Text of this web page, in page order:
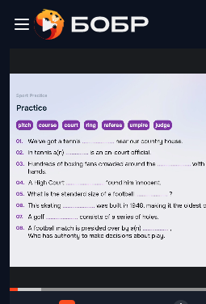
2026
Полезные
материалы
Проверка
сочинений
Тех
поддержка
и